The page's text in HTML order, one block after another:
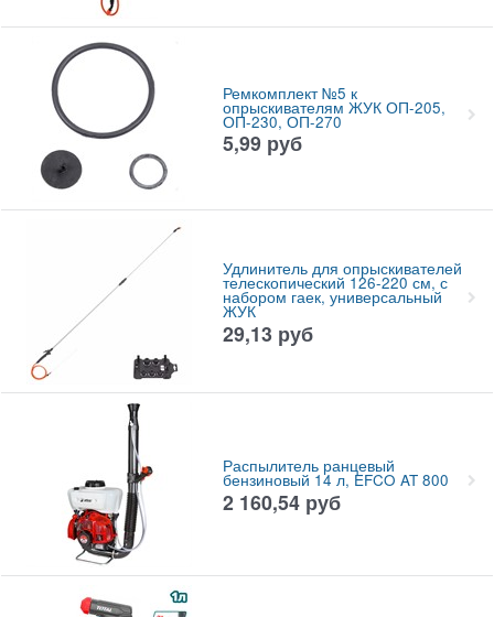
Ремкомплект №5 к
опрыскивателям ЖУК ОП-205,
ОП-230, ОП-270
5,99 руб
Удлинитель для опрыскивателей
телескопический 126-220 см, с
набором гаек, универсальный
ЖУК
29,13 руб
Распылитель ранцевый
бензиновый 14 л, EFCO AT 800
2 160,54 руб